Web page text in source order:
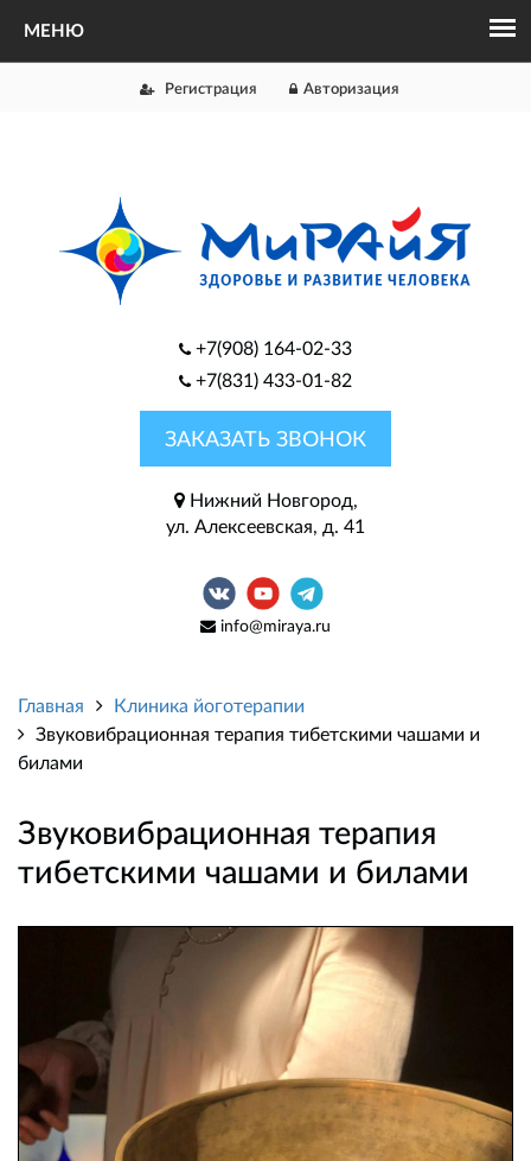
Регистрация Авторизация
+7(908) 164-02-33
+7(831) 433-01-82
ЗАКАЗАТЬ ЗВОНОК
Нижний Новгород,
ул. Алексеевская, д. 41
info@miraya.ru
Главная
Клиника йоготерапии
Звуковибрационная терапия тибетскими чашами и
билами
Звуковибрационная терапия
тибетскими чашами и билами